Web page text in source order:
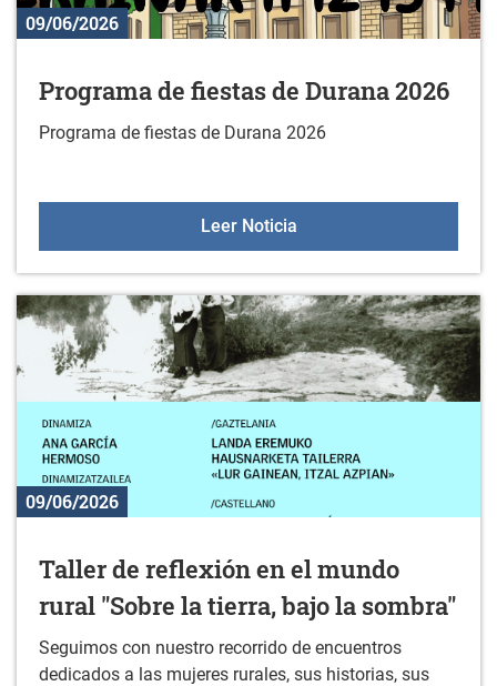
09/06/2026
Programa de fiestas de Durana 2026
Programa de fiestas de Durana 2026
Leer NoticiaPrograma de fiestas de
09/06/2026
Taller de reflexión en el mundo
rural "Sobre la tierra, bajo la sombra"
Seguimos con nuestro recorrido de encuentros
dedicados a las mujeres rurales, sus historias, sus